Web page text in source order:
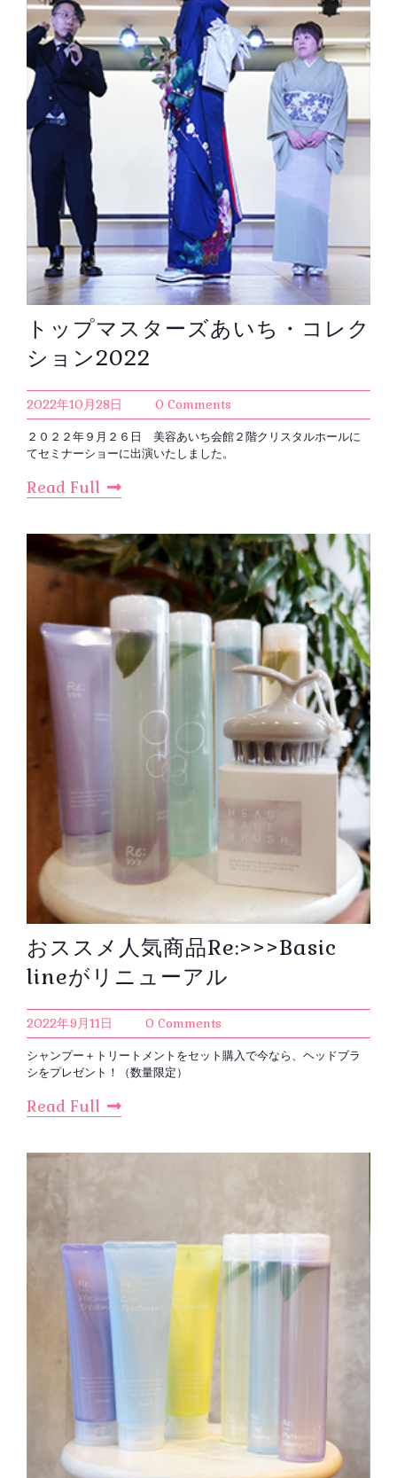
トップマスターズあいち・コレク
ション2022
2022年10月28日 0 Comments
２０２２年９月２６日 美容あいち会館２階クリスタルホールに
てセミナーショーに出演いたしました。
Read Full
おススメ人気商品Re:>>>Basic
lineがリニューアル
2022年9月11日 0 Comments
シャンプー＋トリートメントをセット購入で今なら、ヘッドブラ
シをプレゼント！（数量限定）
Read Full